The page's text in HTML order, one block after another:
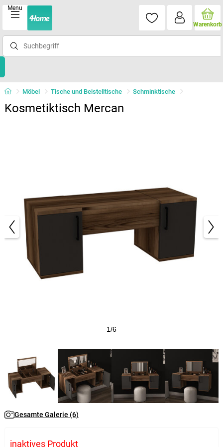
Menu
Warenkorb
Möbel Tische und Beistelltische Schminktische
Kosmetiktisch Mercan
1/6
Gesamte Galerie (6)
inaktives Produkt